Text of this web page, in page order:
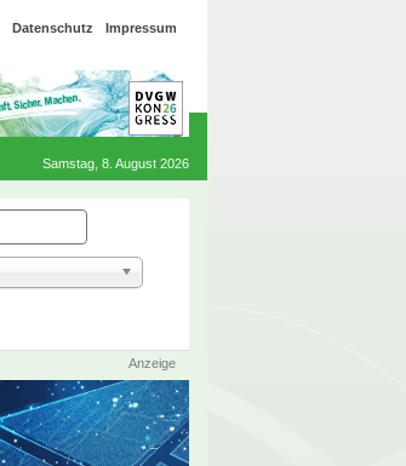
Datenschutz Impressum
Samstag, 8. August 2026
Anzeige